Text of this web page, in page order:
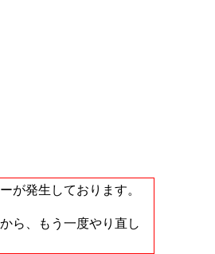
が発生しております。
ら、もう一度やり直し